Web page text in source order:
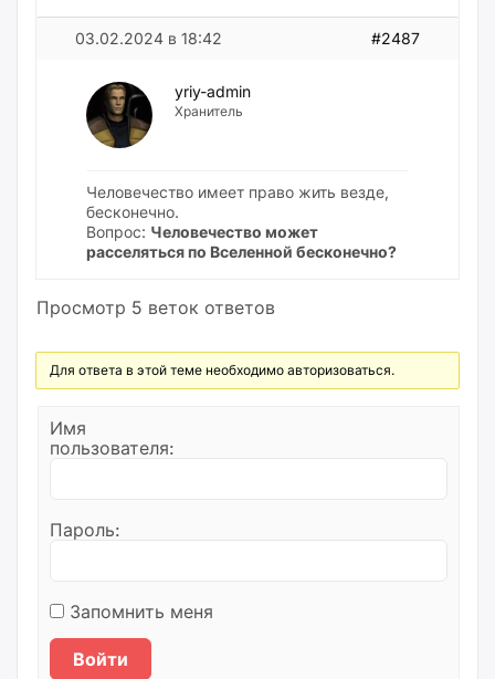
03.02.2024 в 18:42 #2487
yriy-admin
Хранитель
Человечество имеет право жить везде,
бесконечно.
Вопрос: Человечество может
расселяться по Вселенной бесконечно?
Просмотр 5 веток ответов
Для ответа в этой теме необходимо авторизоваться.
Имя
пользователя:
Пароль:
Запомнить меня
Войти